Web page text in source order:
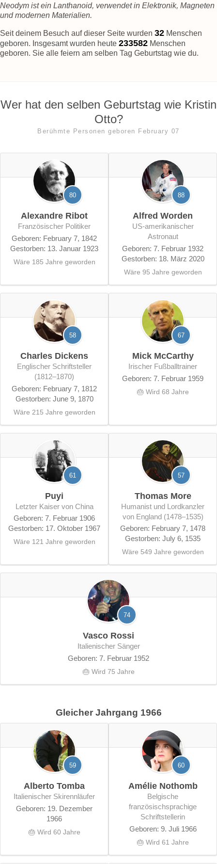
Neodym ist ein Lanthanoid, verwendet in Elektronik, Magneten
und modernen Materialien.
Seit deinem Besuch auf dieser Seite wurden 37 Menschen
geboren. Insgesamt wurden heute 233586 Menschen
geboren. Sie alle feiern am selben Tag Geburtstag wie du.
Wer hat den selben Geburtstag wie Kristin
Otto?
Berühmte Personen geboren February 07
80
Alexandre Ribot
französischer Politiker
Geboren: February 7, 1842
Gestorben: 13. Januar 1923
Wäre 185 Jahre geworden
88
Alfred Worden
US-amerikanischer
Astronaut
Geboren: 7. Februar 1932
Gestorben: 18. März 2020
Wäre 95 Jahre geworden
58
Charles Dickens
englischer Schriftsteller
(1812–1870)
Geboren: February 7, 1812
Gestorben: June 9, 1870
Wäre 215 Jahre geworden
67
Mick McCarthy
irischer Fußballtrainer
Geboren: 7. Februar 1959
🎂 Wird 68 Jahre
61
Puyi
letzter Kaiser von China
Geboren: 7. Februar 1906
Gestorben: 17. Oktober 1967
Wäre 121 Jahre geworden
57
Thomas More
Humanist und Lordkanzler
von England (1478–1535)
Geboren: February 7, 1478
Gestorben: July 6, 1535
Wäre 549 Jahre geworden
74
Vasco Rossi
italienischer Sänger
Geboren: 7. Februar 1952
🎂 Wird 75 Jahre
Gleicher Jahrgang 1966
59
Alberto Tomba
italienischer Skirennläufer
Geboren: 19. Dezember
1966
🎂 Wird 60 Jahre
60
Amélie Nothomb
belgische
französischsprachige
Schriftstellerin
Geboren: 9. Juli 1966
🎂 Wird 61 Jahre